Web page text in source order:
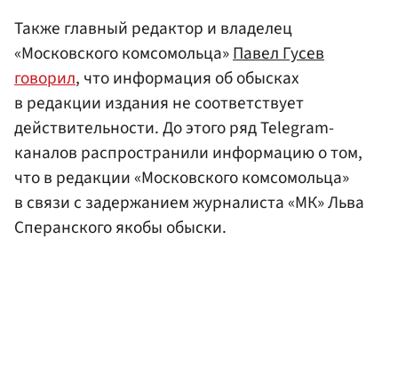
Также главный редактор и владелец
«Московского комсомольца»Павел Гусев
говорил, что информация об обысках
в редакции издания не соответствует
действительности. До этого ряд Telegram-
каналов распространили информацию о том,
что в редакции «Московского комсомольца»
в связи с задержанием журналиста «МК» Льва
Сперанского якобы обыски.